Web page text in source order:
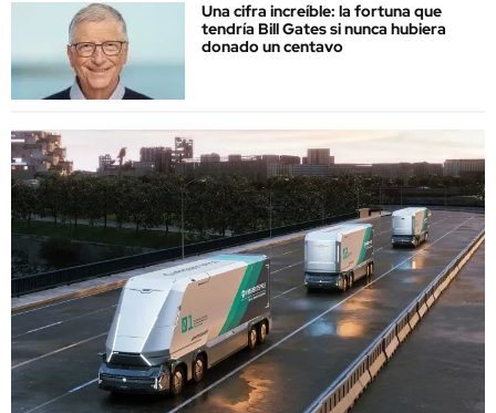
Una cifra increíble: la fortuna que
tendría Bill Gates si nunca hubiera
donado un centavo